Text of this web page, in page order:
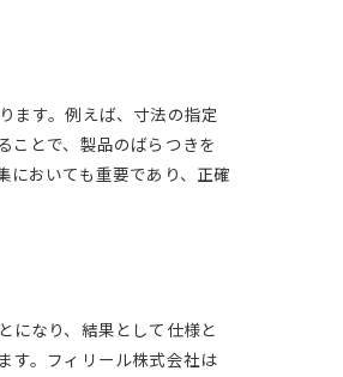
ます。例えば、寸法の指定
ことで、製品のばらつきを
おいても重要であり、正確
になり、結果として仕様と
す。フィリール株式会社は